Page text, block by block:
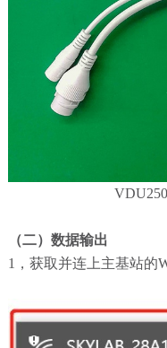
（二）数据输出
1，获取并连上主基站的